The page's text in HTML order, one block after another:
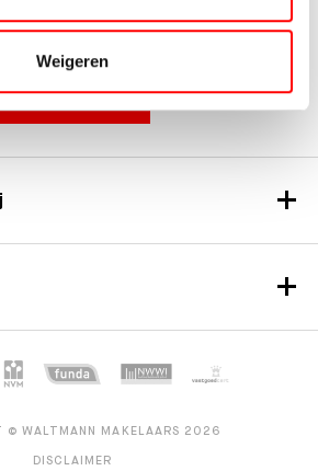
Weigeren
© WALTMANN MAKELAARS 2026
DISCLAIMER